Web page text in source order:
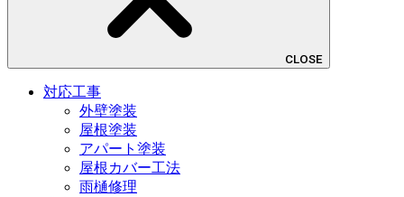
CLOSE
対応工事
外壁塗装
屋根塗装
アパート塗装
屋根カバー工法
雨樋修理